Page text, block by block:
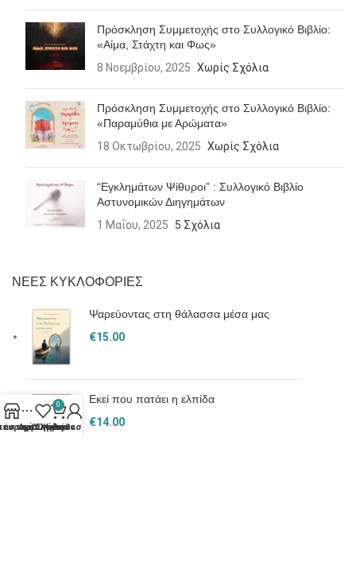
Πρόσκληση Συμμετοχής στο Συλλογικό Βιβλίο:
«Αίμα, Στάχτη και Φως»
8 Νοεμβρίου, 2025 Χωρίς Σχόλια
Πρόσκληση Συμμετοχής στο Συλλογικό Βιβλίο:
«Παραμύθια με Αρώματα»
18 Οκτωβρίου, 2025 Χωρίς Σχόλια
“Εγκλημάτων Ψίθυροι” : Συλλογικό Βιβλίο
Αστυνομικών Διηγημάτων
1 Μαΐου, 2025
5 Σχόλια
ΝΕΕΣ ΚΥΚΛΟΦΟΡΙΕΣ
Ψαρεύοντας στη θάλασσα μέσα μας
€15.00
Εκεί που πατάει η ελπίδα
€14.00
Στήλη
Αγαπημένα
0
Καλάθι
Ο λογαριασμός μου